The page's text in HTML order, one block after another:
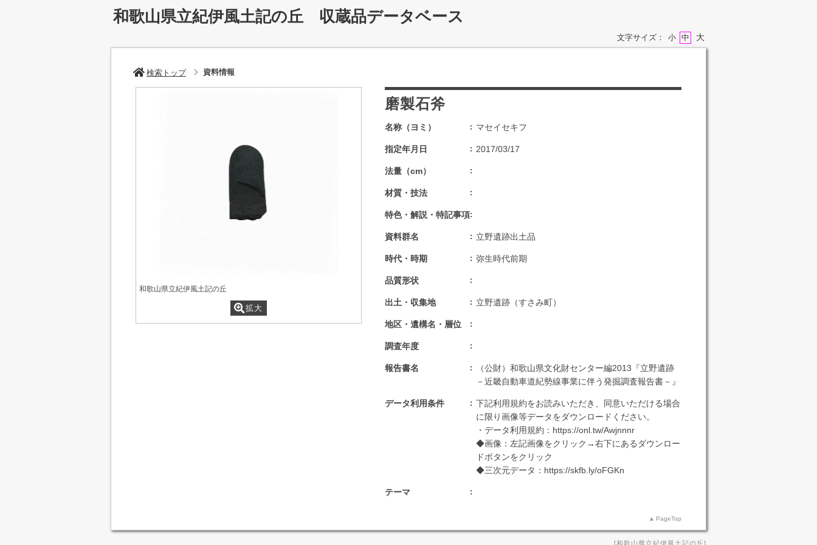
和歌山県立紀伊風土記の丘 収蔵品データベース
文字サイズ： 小 中 大
検索トップ 資料情報
和歌山県立紀伊風土記の丘
拡大
磨製石斧
名称（ヨミ） マセイセキフ
指定年月日 2017/03/17
法量（cm）
材質・技法
特色・解説・特記事項
資料群名 立野遺跡出土品
時代・時期 弥生時代前期
品質形状
出土・収集地 立野遺跡（すさみ町）
地区・遺構名・層位
調査年度
報告書名
（公財）和歌山県文化財センター編2013『立野遺跡
－近畿自動車道紀勢線事業に伴う発掘調査報告書－』
データ利用条件
下記利用規約をお読みいただき、同意いただける場合
に限り画像等データをダウンロードください。
・データ利用規約：https://onl.tw/Awjnnnr
◆画像：左記画像をクリック→右下にあるダウンロー
ドボタンをクリック
◆三次元データ：https://skfb.ly/oFGKn
テーマ
PageTop
和歌山県立紀伊風土記の丘